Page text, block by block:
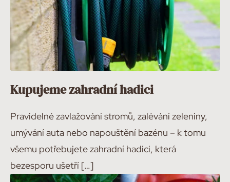
Kupujeme zahradní hadici
Pravidelné zavlažování stromů, zalévání zeleniny,
umývání auta nebo napouštění bazénu – k tomu
všemu potřebujete zahradní hadici, která
bezesporu ušetří […]